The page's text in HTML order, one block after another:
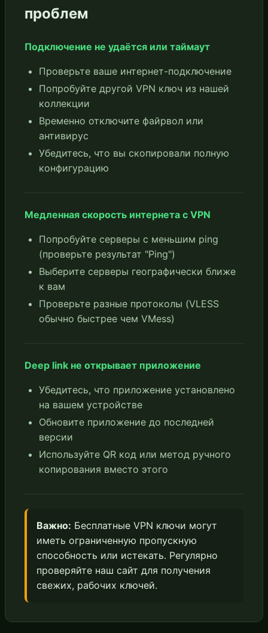
проблем
Подключение не удаётся или таймаут
Проверьте ваше интернет-подключение
Попробуйте другой VPN ключ из нашей
коллекции
Временно отключите файрвол или
антивирус
Убедитесь, что вы скопировали полную
конфигурацию
Медленная скорость интернета с VPN
Попробуйте серверы с меньшим ping
(проверьте результат "Ping")
Выберите серверы географически ближе
к вам
Проверьте разные протоколы (VLESS
обычно быстрее чем VMess)
Deep link не открывает приложение
Убедитесь, что приложение установлено
на вашем устройстве
Обновите приложение до последней
версии
Используйте QR код или метод ручного
копирования вместо этого
Важно: Бесплатные VPN ключи могут
иметь ограниченную пропускную
способность или истекать. Регулярно
проверяйте наш сайт для получения
свежих, рабочих ключей.